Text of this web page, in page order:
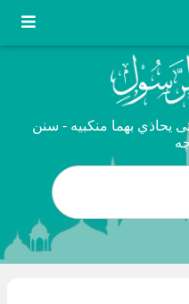
يحاذي بهما منكبيه - سنن